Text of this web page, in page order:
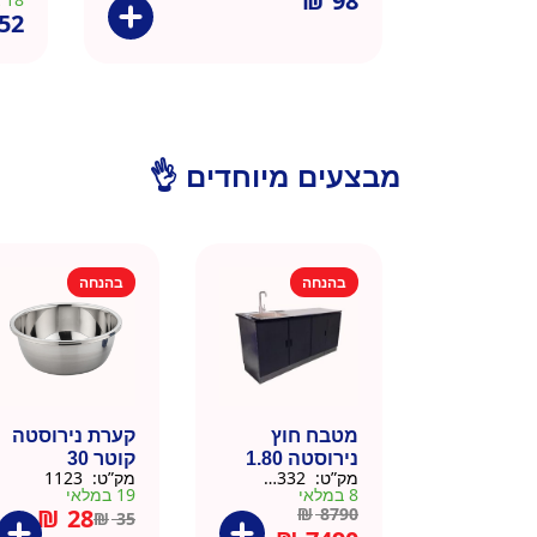
מבצעים מיוחדים 👌
בהנחה
מטבח חוץ
נירוסטה 1.80
מטר כולל שיש
וכיור
מק”ט:
8 במלאי
₪8790
בהנחה
קערת נירוסטה
קוטר 30
מק”ט:
19 במלאי
₪35
₪ 28